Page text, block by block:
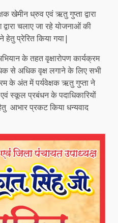
खेमीन ध्रुव एवं ऋतु गुप्ता द्वारा
चलाए जा रहे योजनाओं की
हेतु प्रेरित किया गया|
के तहत वृक्षारोपण कार्यक्रम
से अधिक वृक्ष लगाने के लिए सभी
के अंत में पर्यवेक्षक ऋतु गुप्ता ने
स्कूल प्रबंधन के पदाधिकारियों
आभार प्रकट किया धन्यवाद